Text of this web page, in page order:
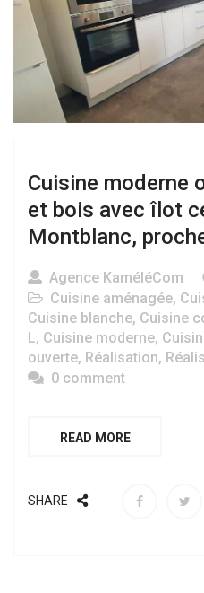
Cuisine moderne
et bois avec îlot
Montblanc,
Agence KaméléCom
Cuisine aménagée,
Cuisine blanche, Cuisine
L, Cuisine moderne,
ouverte, Réalisation,
0 comment
READ MORE
SHARE